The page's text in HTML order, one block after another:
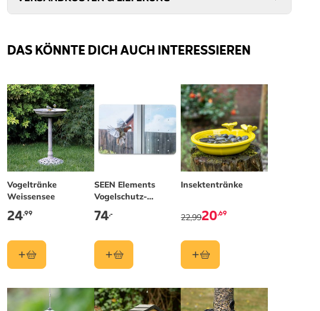
DAS KÖNNTE DICH AUCH INTERESSIEREN
Vogeltränke
Weissensee
24,99
SEEN Elements
Vogelschutz-
Markierungen 9mm,
50m Rolle
74,-
Insektentränke
20,69
22,99